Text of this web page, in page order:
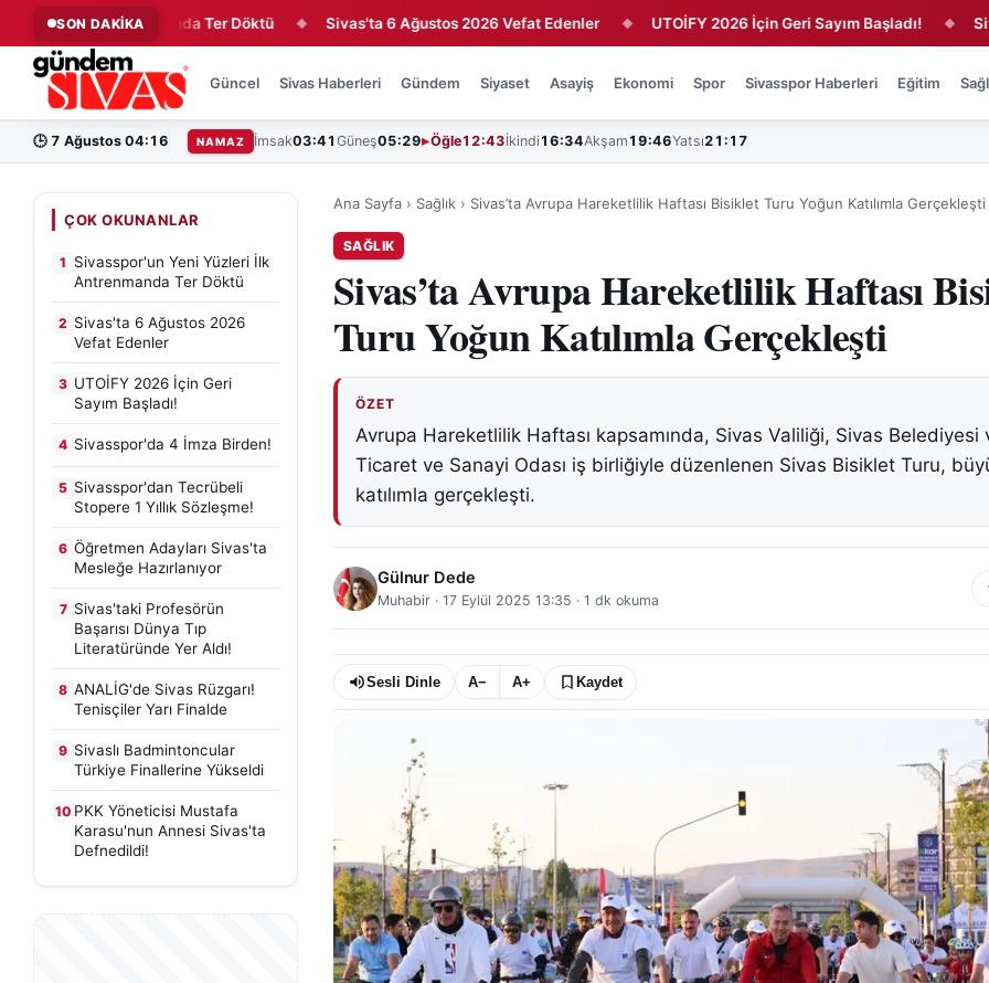
SON DAKİKA
İlk Antrenmanda Ter Döktü ◆ Sivas'ta 6 Ağustos 2026 Vefat Edenler ◆ UTOİFY 2026 İçin Geri Sayım Başladı! ◆
Güncel Sivas Haberleri Gündem Siyaset Asayiş Ekonomi Spor Sivasspor Haberleri Eğitim
🕒 7 Ağustos 04:16 NAMAZ İmsak03:41 Güneş05:29 Öğle12:43İkindi 16:34Akşam 19:46Yatsı21:17
ÇOK OKUNANLAR
1 Sivasspor'un Yeni Yüzleri İlk
Antrenmanda Ter Döktü
2 Sivas'ta 6 Ağustos 2026
Vefat Edenler
3 UTOİFY 2026 İçin Geri
Sayım Başladı!
4 Sivasspor'da 4 İmza Birden!
5 Sivasspor'dan Tecrübeli
Stopere 1 Yıllık Sözleşme!
6 Öğretmen Adayları Sivas'ta
Mesleğe Hazırlanıyor
7 Sivas'taki Profesörün
Başarısı Dünya Tıp
Literatüründe Yer Aldı!
8 ANALİG'de Sivas Rüzgarı!
Tenisçiler Yarı Finalde
9 Sivaslı Badmintoncular
Türkiye Finallerine Yükseldi
10 PKK Yöneticisi Mustafa
Karasu'nun Annesi Sivas'ta
Defnedildi!
Ana Sayfa › Sağlık › Sivas’ta Avrupa Hareketlilik Haftası Bisiklet Turu Yoğun Katılımla Gerçekleşti
SAĞLIK
Sivas’ta Avrupa Hareketlilik Haftası
Turu Yoğun Katılımla Gerçekleşti
ÖZET
Avrupa Hareketlilik Haftası kapsamında, Sivas Valiliği, Sivas Belediyesi
Ticaret ve Sanayi Odası iş birliğiyle düzenlenen Sivas Bisiklet Turu,
katılımla gerçekleşti.
Gülnur Dede
Muhabir · 17 Eylül 2025 13:35 · 1 dk okuma
Sesli Dinle A− A+ Kaydet